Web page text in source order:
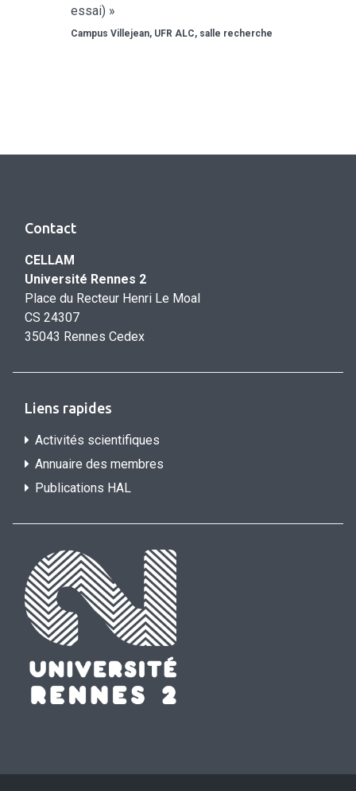
essai) »
Campus Villejean, UFR ALC, salle recherche
Contact
CELLAM
Université Rennes 2
Place du Recteur Henri Le Moal
CS 24307
35043 Rennes Cedex
Liens rapides
Activités scientifiques
Annuaire des membres
Publications HAL